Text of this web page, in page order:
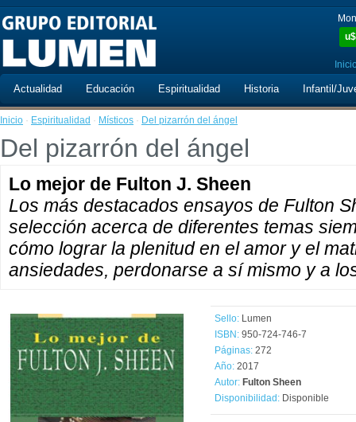
u$
Actualidad Educación Espiritualidad Historia Infantil/
Inicio · Espiritualidad · Místicos · Del pizarrón del ángel
Del pizarrón del ángel
Lo mejor de Fulton J. Sheen
Los más destacados ensayos de Fulton
selección acerca de diferentes temas
cómo lograr la plenitud en el amor y el
ansiedades, perdonarse a sí mismo y a
Sello: Lumen
ISBN: 950-724-746-7
Páginas: 272
Año: 2017
Autor: Fulton Sheen
Disponibilidad: Disponible